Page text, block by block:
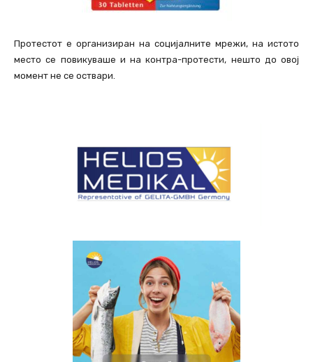
Протестот е организиран на социјалните мрежи, на истото
место се повикуваше и на контра-протести, нешто до овој
момент не се оствари.